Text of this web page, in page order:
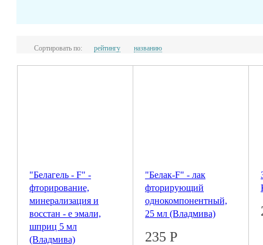
Сортировать по: рейтингу названию
"Белагель - F" -
фторирование,
минерализация и
восстан - е эмали,
шприц 5 мл
(Владмива)
"Белак-F" - лак
фторирующий
однокомпонентный,
25 мл (Владмива)
235 Р